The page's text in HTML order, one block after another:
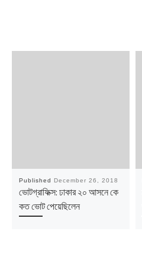
Published December 26, 2018
ভোটগ্রাফিক্স: ঢাকার ২০ আসনে কে
কত ভোট পেয়েছিলেন